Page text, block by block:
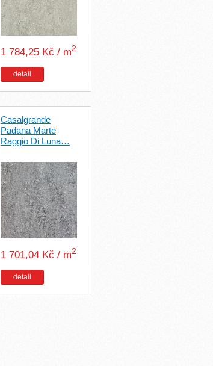
1 784,25 Kč / m2
detail
Casalgrande
Padana Marte
Raggio Di Luna…
1 701,04 Kč / m2
detail